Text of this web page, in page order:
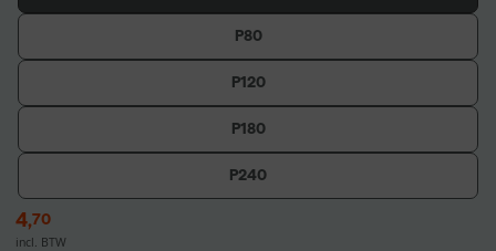
P80
P120
P180
P240
4,70
incl. BTW